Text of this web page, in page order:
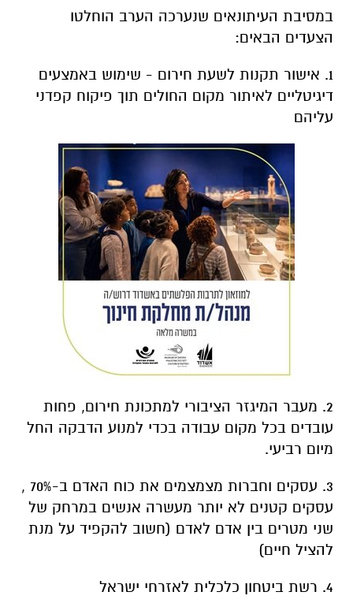
במסיבת העיתונאים שנערכה הערב הוחלטו
הצעדים הבאים:
1. אישור תקנות לשעת חירום - שימוש באמצעים
דיגיטליים לאיתור מקום החולים תוך פיקוח קפדני
עליהם
2. מעבר המיגזר הציבורי למתכונת חירום, פחות
עובדים בכל מקום עבודה בכדי למנוע הדבקה החל
מיום רביעי.
3. עסקים וחברות מצמצמים את כוח האדם ב-70% ,
עסקים קטנים לא יותר מעשרה אנשים במרחק של
שני מטרים בין אדם לאדם (חשוב להקפיד על מנת
להציל חיים)
4. רשת ביטחון כלכלית לאזרחי ישראל